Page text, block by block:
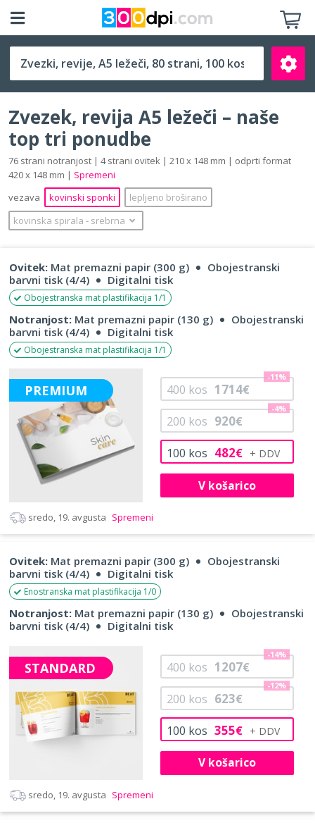
A5 ležeči (210 x 148 mm)
Išči
Zvezek, revija A5 ležeči – naše
top tri ponudbe
76 strani notranjost | 4 strani ovitek | 210 x 148 mm | odprti format
420 x 148 mm | Spremeni
vezava
kovinski sponki
lepljeno broširano
kovinska spirala ‐ srebrna
Ovitek: Mat premazni papir (300 g)
Obojestranski
barvni tisk (4/4)
Digitalni tisk
Obojestranska mat plastifikacija 1/1
Notranjost: Mat premazni papir (130 g)
Obojestranski
barvni tisk (4/4)
Digitalni tisk
Obojestranska mat plastifikacija 1/1
PREMIUM
100 kos 482€
200 kos 920€
-4%
400 kos 1714€
-11%
V košarico
sredo, 19. avgusta Spremeni
Ovitek: Mat premazni papir (300 g)
Obojestranski
barvni tisk (4/4)
Digitalni tisk
Enostranska mat plastifikacija 1/0
Notranjost: Mat premazni papir (130 g)
Obojestranski
barvni tisk (4/4)
Digitalni tisk
STANDARD
100 kos 355€
200 kos 623€
-12%
400 kos 1207€
-14%
V košarico
sredo, 19. avgusta Spremeni